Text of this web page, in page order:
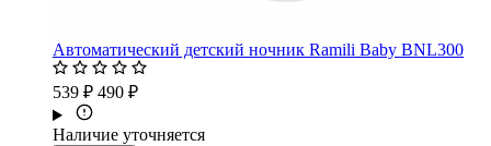
Автоматический детский ночник Ramili Baby BNL300
539 ₽ 490 ₽
Наличие уточняется